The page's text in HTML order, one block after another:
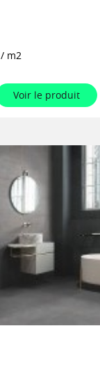
/ m2
Voir le produit